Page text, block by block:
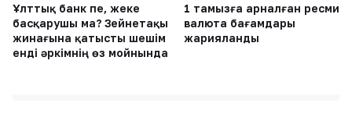
Ұлттық банк пе, жеке
басқарушы ма? Зейнетақы
жинағына қатысты шешім
енді әркімнің өз мойнында
1 тамызға арналған ресми
валюта бағамдары
жарияланды